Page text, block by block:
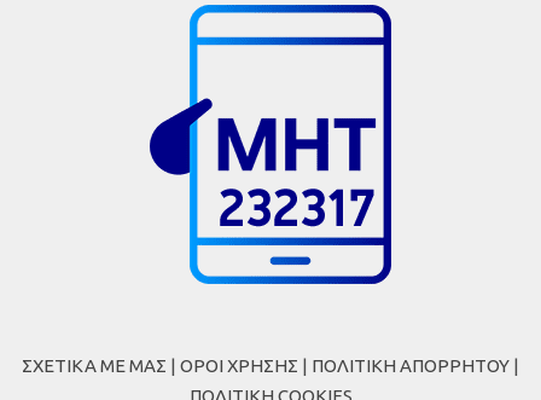
ΣΧΕΤΙΚΑ ΜΕ ΜΑΣ | ΟΡΟΙ ΧΡΗΣΗΣ | ΠΟΛΙΤΙΚΗ ΑΠΟΡΡΗΤΟΥ |